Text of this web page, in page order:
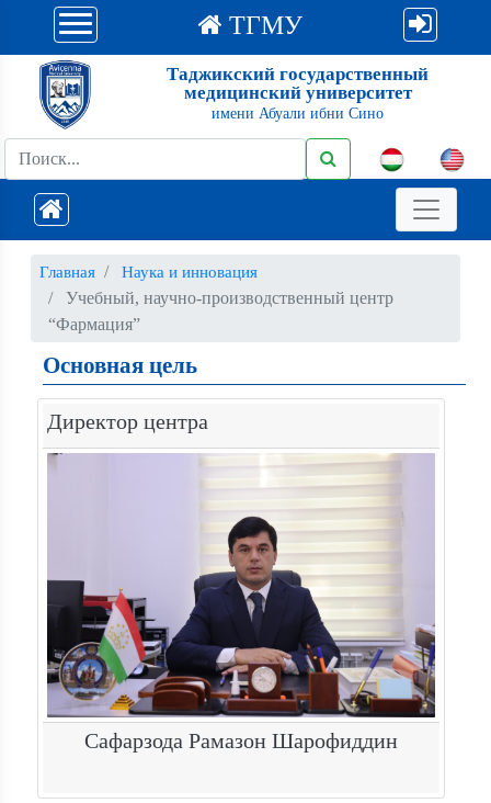
ТГМУ
Таджикский государственный
медицинский университет
имени Абуали ибни Сино
Главная Наука и инновация
Учебный, научно-производственный центр
“Фармация”
Основная цель
Директор центра
Сафарзода Рамазон Шарофиддин